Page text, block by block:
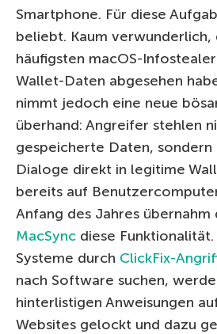
Smartphone. Für diese
beliebt. Kaum verwunderlich,
häufigsten macOS-
Wallet-Daten abgesehen
nimmt jedoch eine neue
überhand: Angreifer stehlen
gespeicherte Daten, sondern
Dialoge direkt in legitime
bereits auf
Anfang des Jahres übernahm
MacSync diese
Systeme durch ClickFix-
nach Software suchen,
hinterlistigen Anweisungen
Websites gelockt und dazu